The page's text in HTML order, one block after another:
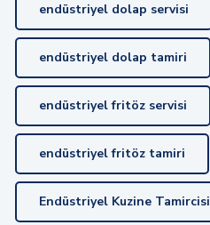
endüstriyel dolap servisi
endüstriyel dolap tamiri
endüstriyel fritöz servisi
endüstriyel fritöz tamiri
Endüstriyel Kuzine Tamircisi